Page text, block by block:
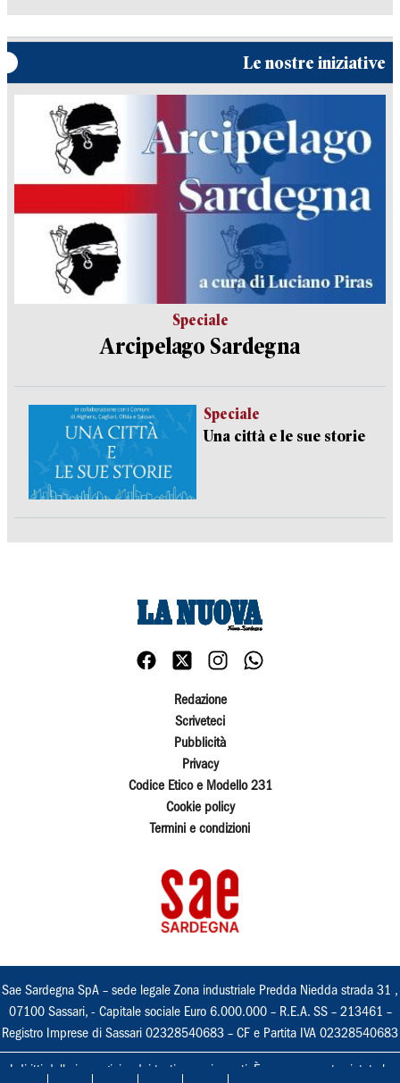
Le nostre iniziative
Speciale
Arcipelago Sardegna
Speciale
Una città e le sue storie
Redazione
Scriveteci
Pubblicità
Privacy
Codice Etico e Modello 231
Cookie policy
Termini e condizioni
Sae Sardegna SpA – sede legale Zona industriale Predda Niedda strada 31 ,
07100 Sassari, - Capitale sociale Euro 6.000.000 – R.E.A. SS – 213461 –
Registro Imprese di Sassari 02328540683 – CF e Partita IVA 02328540683
I diritti delle immagini e dei testi sono riservati. È espressamente vietata la